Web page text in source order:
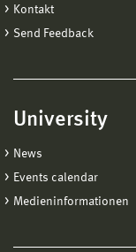
Kontakt
Send Feedback
University
News
Events calendar
Medieninformationen